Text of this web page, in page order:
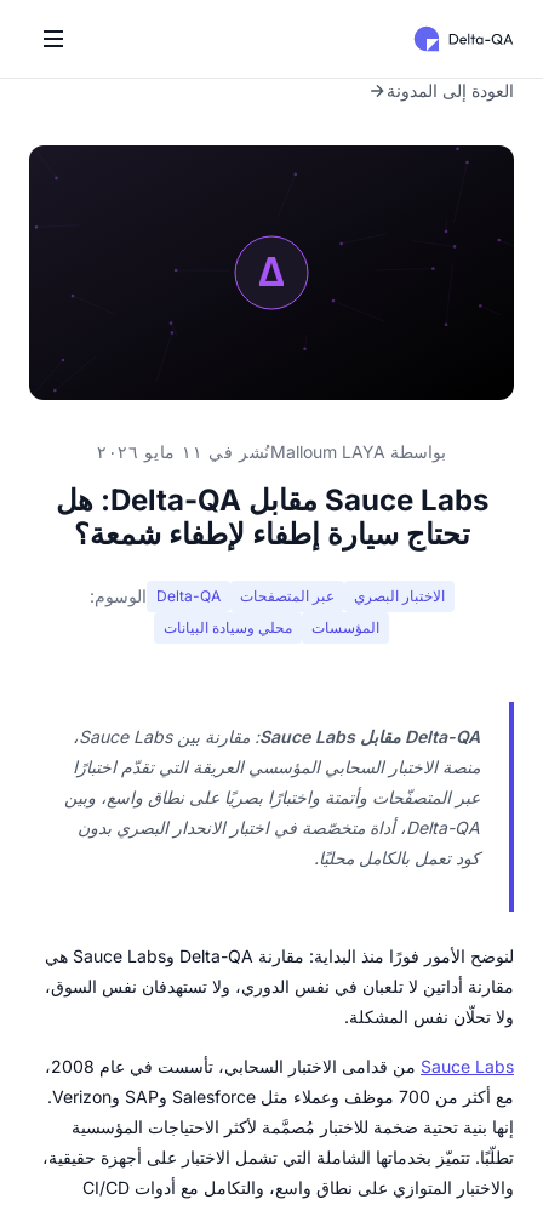
العودة إلى المدونة
نُشر في ١١ مايو ٢٠٢٦ بواسطة Malloum LAYA
Sauce Labs مقابل Delta-QA: هل
تحتاج سيارة إطفاء لإطفاء شمعة؟
الوسوم: Delta-QA عبر المتصفحات
الاختبار البصري
محلي وسيادة البيانات
المؤسسات
Delta-QA مقابل Sauce Labs
: مقارنة بين Sauce Labs،
منصة الاختبار السحابي المؤسسي العريقة التي تقدّم اختبارًا
عبر المتصفّحات وأتمتة واختبارًا بصريًا على نطاق واسع، وبين
Delta-QA، أداة متخصّصة في اختبار الانحدار البصري بدون
كود تعمل بالكامل محليًا.
لنوضح الأمور فورًا منذ البداية: مقارنة Delta-QA وSauce Labs هي
مقارنة أداتين لا تلعبان في نفس الدوري، ولا تستهدفان نفس السوق،
ولا تحلّان نفس المشكلة.
Sauce Labs
من قدامى الاختبار السحابي، تأسست في عام 2008،
مع أكثر من 700 موظف وعملاء مثل Salesforce وSAP وVerizon.
إنها بنية تحتية ضخمة للاختبار مُصمَّمة لأكثر الاحتياجات المؤسسية
تطلّبًا. تتميّز بخدماتها الشاملة التي تشمل الاختبار على أجهزة حقيقية،
والاختبار المتوازي على نطاق واسع، والتكامل مع أدوات CI/CD